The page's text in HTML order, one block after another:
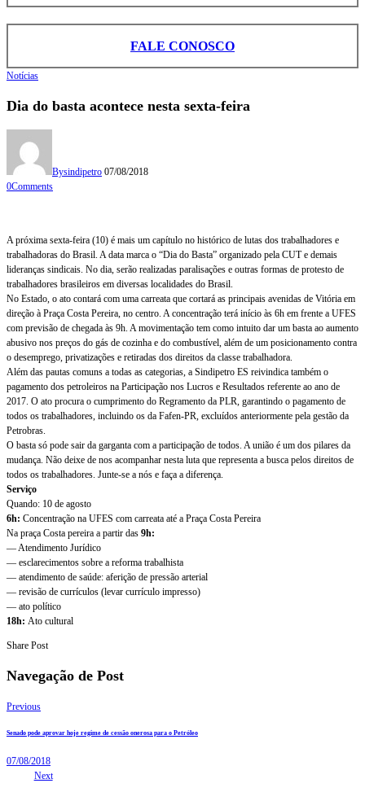
FALE CONOSCO
Notícias
Dia do basta acontece nesta sexta-feira
Bysindipetro 07/08/2018
0Comments
A próxima sexta-feira (10) é mais um capítulo no histórico de lutas dos trabalhadores e
trabalhadoras do Brasil. A data marca o “Dia do Basta” organizado pela CUT e demais
lideranças sindicais. No dia, serão realizadas paralisações e outras formas de protesto de
trabalhadores brasileiros em diversas localidades do Brasil.
No Estado, o ato contará com uma carreata que cortará as principais avenidas de Vitória em
direção à Praça Costa Pereira, no centro. A concentração terá início às 6h em frente a UFES
com previsão de chegada às 9h. A movimentação tem como intuito dar um basta ao aumento
abusivo nos preços do gás de cozinha e do combustível, além de um posicionamento contra
o desemprego, privatizações e retiradas dos direitos da classe trabalhadora.
Além das pautas comuns a todas as categorias, a Sindipetro ES reivindica também o
pagamento dos petroleiros na Participação nos Lucros e Resultados referente ao ano de
2017. O ato procura o cumprimento do Regramento da PLR, garantindo o pagamento de
todos os trabalhadores, incluindo os da Fafen-PR, excluídos anteriormente pela gestão da
Petrobras.
O basta só pode sair da garganta com a participação de todos. A união é um dos pilares da
mudança. Não deixe de nos acompanhar nesta luta que representa a busca pelos direitos de
todos os trabalhadores. Junte-se a nós e faça a diferença.
Serviço
Quando: 10 de agosto
6h: Concentração na UFES com carreata até a Praça Costa Pereira
Na praça Costa pereira a partir das 9h:
— Atendimento Jurídico
— esclarecimentos sobre a reforma trabalhista
— atendimento de saúde: aferição de pressão arterial
— revisão de currículos (levar currículo impresso)
— ato político
18h: Ato cultural
Share Post
Navegação de Post
Previous
Senado pode aprovar hoje regime de cessão onerosa para o Petróleo
07/08/2018
Next